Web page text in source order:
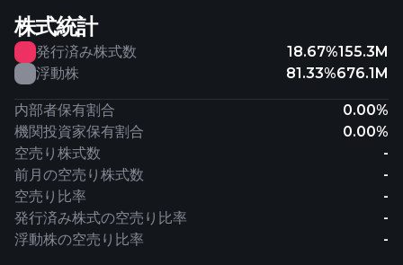
株式統計
発行済み株式数 18.67%155.3M
浮動株
81.33%676.1M
内部者保有割合
0.00%
機関投資家保有割合
0.00%
空売り株式数
-
前月の空売り株式数
-
空売り比率
-
発行済み株式の空売り比率
-
浮動株の空売り比率
-